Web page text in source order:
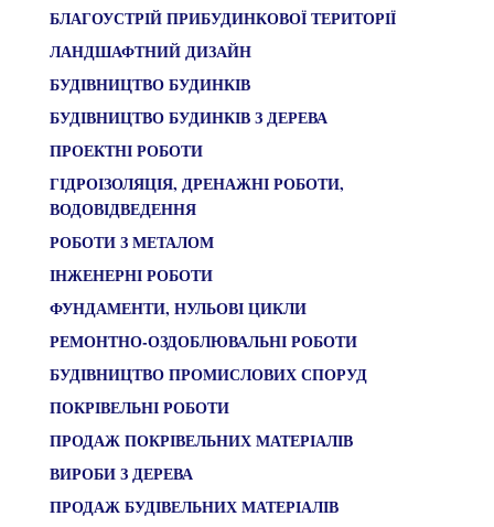
БЛАГОУСТРІЙ ПРИБУДИНКОВОЇ ТЕРИТОРІЇ
ЛАНДШАФТНИЙ ДИЗАЙН
БУДІВНИЦТВО БУДИНКІВ
БУДІВНИЦТВО БУДИНКІВ З ДЕРЕВА
ПРОЕКТНІ РОБОТИ
ГІДРОІЗОЛЯЦІЯ, ДРЕНАЖНІ РОБОТИ,
ВОДОВІДВЕДЕННЯ
РОБОТИ З МЕТАЛОМ
ІНЖЕНЕРНІ РОБОТИ
ФУНДАМЕНТИ, НУЛЬОВІ ЦИКЛИ
РЕМОНТНО-ОЗДОБЛЮВАЛЬНІ РОБОТИ
БУДІВНИЦТВО ПРОМИСЛОВИХ СПОРУД
ПОКРІВЕЛЬНІ РОБОТИ
ПРОДАЖ ПОКРІВЕЛЬНИХ МАТЕРІАЛІВ
ВИРОБИ З ДЕРЕВА
ПРОДАЖ БУДІВЕЛЬНИХ МАТЕРІАЛІВ